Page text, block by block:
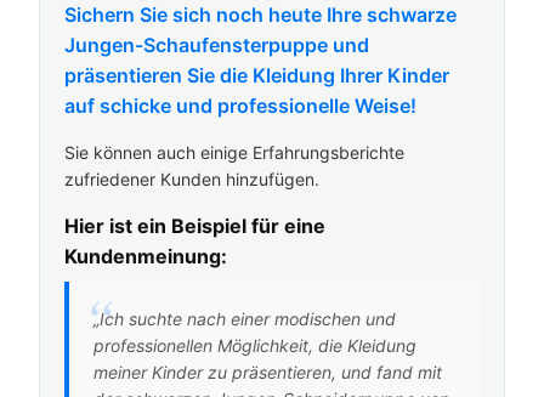
Sichern Sie sich noch heute Ihre schwarze
Jungen-Schaufensterpuppe und
präsentieren Sie die Kleidung Ihrer Kinder
auf schicke und professionelle Weise!
Sie können auch einige Erfahrungsberichte
zufriedener Kunden hinzufügen.
Hier ist ein Beispiel für eine
Kundenmeinung:
„Ich suchte nach einer modischen und
professionellen Möglichkeit, die Kleidung
meiner Kinder zu präsentieren, und fand mit